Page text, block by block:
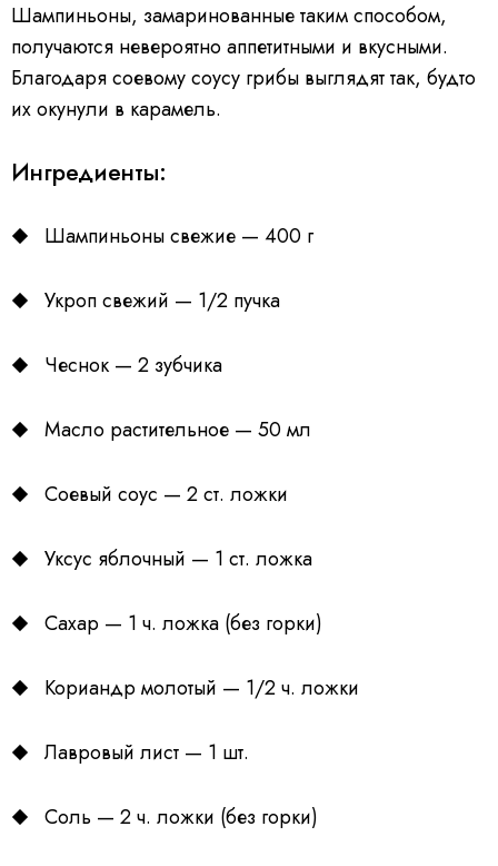
Шампиньоны, замаринованные таким способом,
получаются невероятно аппетитными и вкусными.
Благодаря соевому соусу грибы выглядят так, будто
их окунули в карамель.
Ингредиенты:
Шампиньоны свежие — 400 г
Укроп свежий — 1/2 пучка
Чеснок — 2 зубчика
Масло растительное — 50 мл
Соевый соус — 2 ст. ложки
Уксус яблочный — 1 ст. ложка
Сахар — 1 ч. ложка (без горки)
Кориандр молотый — 1/2 ч. ложки
Лавровый лист — 1 шт.
Соль — 2 ч. ложки (без горки)